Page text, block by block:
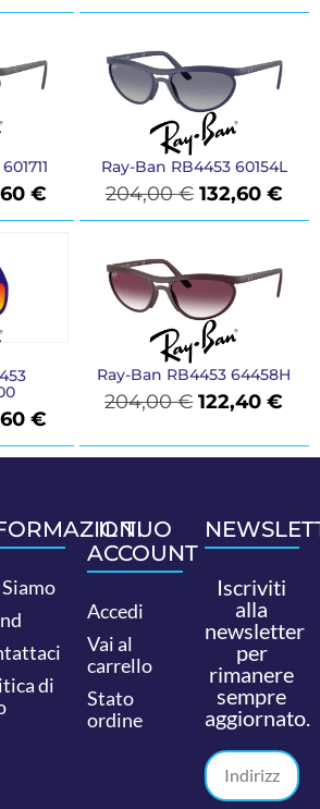
€
Ray-Ban RB4453 60154L
204,00€ 132,60 €
€
Ray-Ban RB4453 64458H
204,00€ 122,40€
di
IL TUO
ACCOUNT
Accedi
Vai al
carrello
Stato
ordine
Iscriviti
alla
newsletter
per
rimanere
sempre
aggiornato.